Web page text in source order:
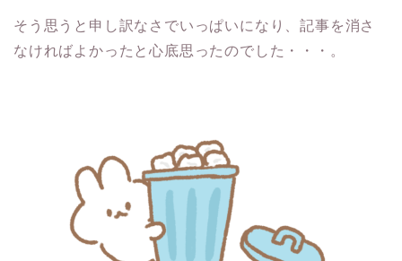
そう思うと申し訳なさでいっぱいになり、記事を消さ
なければよかったと心底思ったのでした・・・。